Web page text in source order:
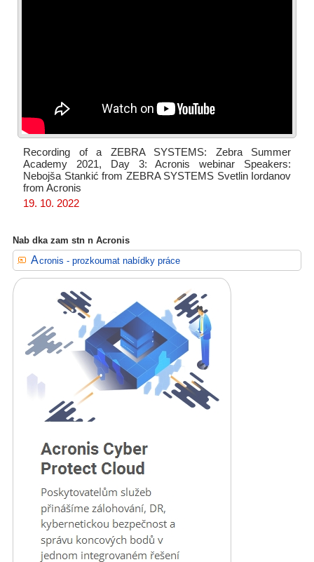
Recording of a ZEBRA SYSTEMS: Zebra Summer
Academy 2021, Day 3: Acronis webinar Speakers:
Nebojša Stankić from ZEBRA SYSTEMS Svetlin Iordanov
from Acronis
19. 10. 2022
Nab dka zam stn n Acronis
Acronis - prozkoumat nabídky práce